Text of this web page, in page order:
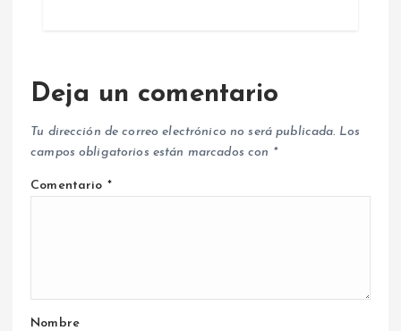
Deja un comentario
Tu dirección de correo electrónico no será publicada. Los
campos obligatorios están marcados con *
Comentario *
Nombre